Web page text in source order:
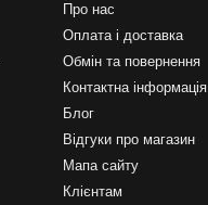
Про нас
Оплата і доставка
Обмін та повернення
Контактна інформація
Блог
Відгуки про магазин
Мапа сайту
Клієнтам